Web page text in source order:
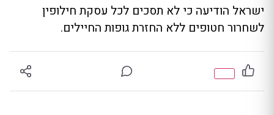
ישראל הודיעה כי לא תסכים לכל עסקת חילופין
לשחרור חטופים ללא החזרת גופות החיילים.